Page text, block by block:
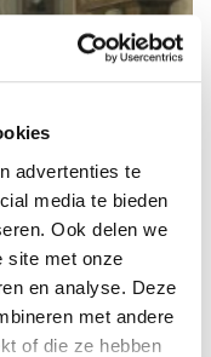
advertenties te
media te bieden
Ook delen we
site met onze
en analyse. Deze
met andere
of die ze hebben
De zestiende-
Sint-
deze
bekend
gewaden
de vele